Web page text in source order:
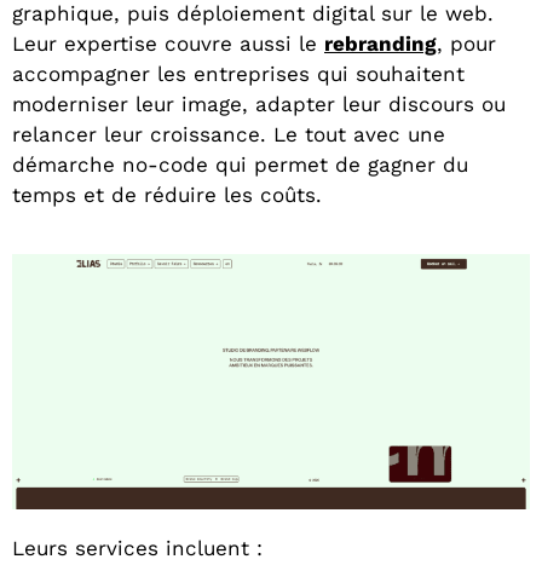
graphique, puis déploiement digital sur le web.
Leur expertise couvre aussi le rebranding, pour
accompagner les entreprises qui souhaitent
moderniser leur image, adapter leur discours ou
relancer leur croissance. Le tout avec une
démarche no-code qui permet de gagner du
temps et de réduire les coûts.
Leurs services incluent :